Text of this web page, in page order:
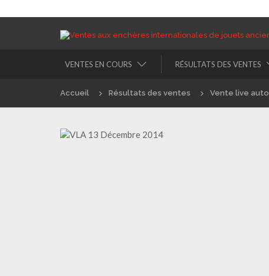
VENTES EN COURS RÉSULTATS DES VENTES
Accueil Résultats des ventes Vente live auto